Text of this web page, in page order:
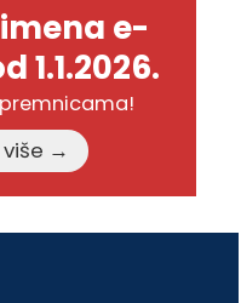
e-
1.1.2026.
Pročitajte više →